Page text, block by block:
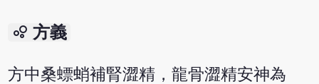
bubble_chart 方義
方中桑螵蛸補腎澀精，龍骨澀精安神為